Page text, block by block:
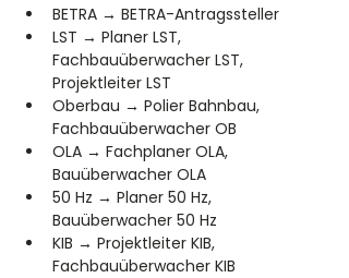
BETRA → BETRA-Antragssteller
LST → Planer LST,
Fachbauüberwacher LST,
Projektleiter LST
Oberbau → Polier Bahnbau,
Fachbauüberwacher OB
OLA → Fachplaner OLA,
Bauüberwacher OLA
50 Hz → Planer 50 Hz,
Bauüberwacher 50 Hz
KIB → Projektleiter KIB,
Fachbauüberwacher KIB